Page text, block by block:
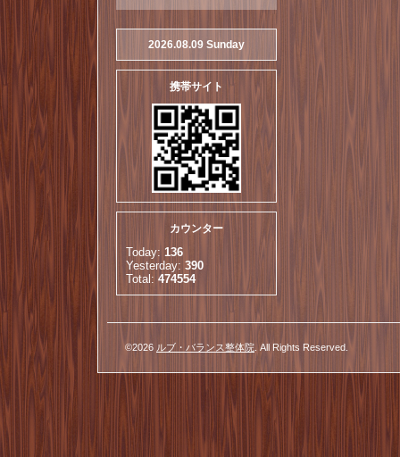
2026.08.09 Sunday
携帯サイト
カウンター
Today: 136
Yesterday: 390
Total: 474554
©2026 ルブ・バランス整体院 . All Rights Reserved.